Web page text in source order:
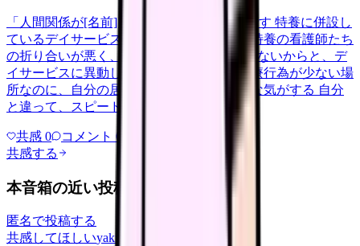
「人間関係が[名前]」について相談したいです 特養に併設し
ているデイサービスで働いてるのですが、特養の看護師たち
の折り合いが悪く、その中の1人が居場所がないからと、デ
イサービスに異動してきて。ただでさえ医療行為が少ない場
所なのに、自分の居場所がなくなったような気がする 自分
と違って、スピードが速いし…
共感 0 コメント 0
共感する
本音箱の近い投稿
匿名で投稿する
共感してほしいyakin